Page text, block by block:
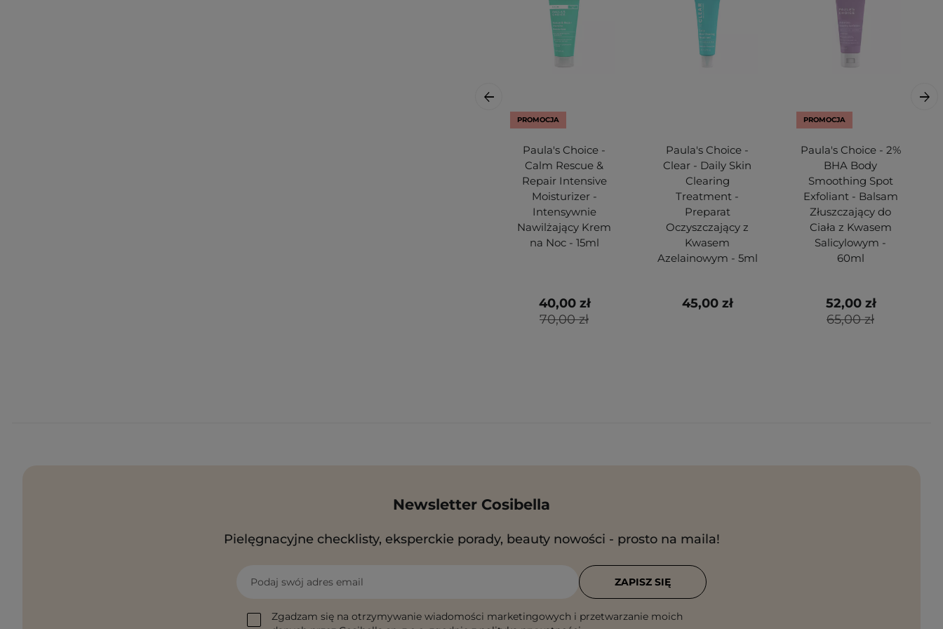
PROMOCJA
Paula's Choice -
Calm Rescue &
Repair Intensive
Moisturizer -
Intensywnie
Nawilżający Krem
na Noc - 15ml
70,00 zł
40,00 zł
Paula's Choice -
Clear - Daily Skin
Clearing
Treatment -
Preparat
Oczyszczający z
Kwasem
Azelainowym - 5ml
45,00 zł
PROMOCJA
Paula's Choice - 2%
BHA Body
Smoothing Spot
Exfoliant - Balsam
Złuszczający do
Ciała z Kwasem
Salicylowym -
60ml
65,00 zł
52,00 zł
Newsletter Cosibella
Pielęgnacyjne checklisty, eksperckie porady, beauty nowości - prosto na maila!
Podaj swój adres email
Zgadzam się na otrzymywanie wiadomości marketingowych i przetwarzanie moich
ZAPISZ SIĘ